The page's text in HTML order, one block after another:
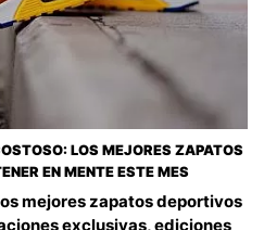
LOS MEJORES ZAPATOS
EN MENTE ESTE MES
mejores zapatos deportivos
exclusivas, ediciones